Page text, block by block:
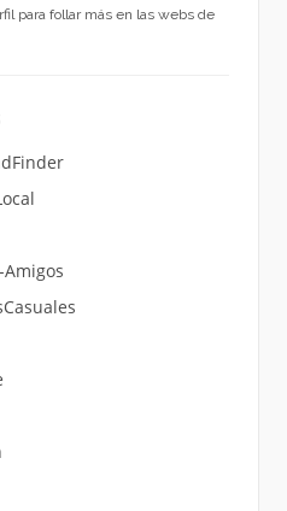
para follar más en las webs de